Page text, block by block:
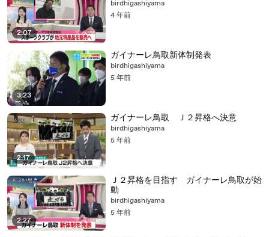
2:07
birdhigashiyama
4 年前
3:23
ガイナーレ鳥取新体制発表
birdhigashiyama
5 年前
2:17
ガイナーレ鳥取 Ｊ２昇格へ決意
birdhigashiyama
5 年前
2:27
Ｊ２昇格を目指す ガイナーレ鳥取が始
動
birdhigashiyama
5 年前